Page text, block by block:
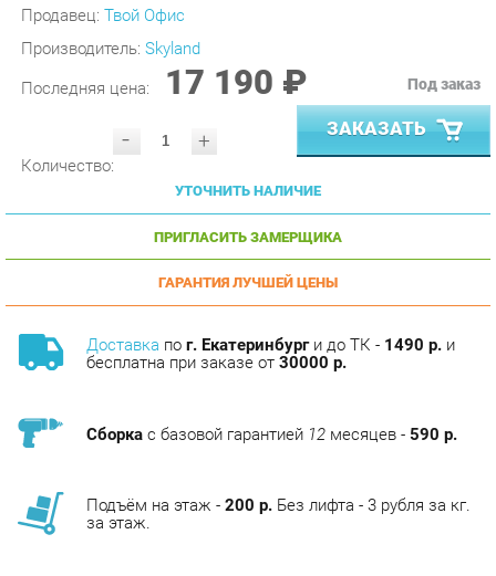
Производитель:Skyland
Последняя цена: 17 190 ₽
- +
ЗАКАЗАТЬ
УТОЧНИТЬ НАЛИЧИЕ
ПРИГЛАСИТЬ ЗАМЕРЩИКА
ГАРАНТИЯ ЛУЧШЕЙ ЦЕНЫ
и до ТК -
бесплатна при заказе от30000 р.
Подъём на этаж - 200 р. Без лифта - 3 рубля за кг.